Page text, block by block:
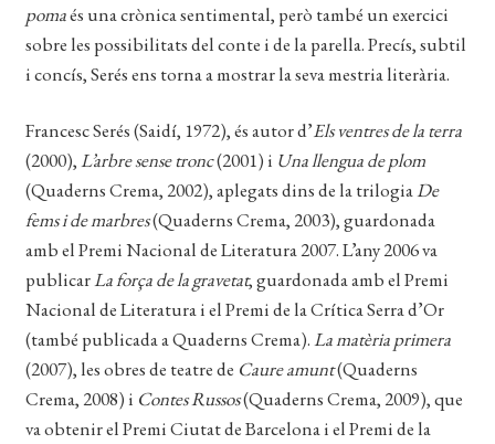
WISHLIST
pomaés una crònica sentimental, però també un exercici
sobre les possibilitats del conte i de la parella. Precís, subtil
i concís, Serés ens torna a mostrar la seva mestria literària.
Francesc Serés (Saidí, 1972), és autor d’Els ventres de la terra
(2000),L’arbre sense tronc(2001) i Una llengua de plom
(Quaderns Crema, 2002), aplegats dins de la trilogiaDe
fems i de marbres(Quaderns Crema, 2003), guardonada
amb el Premi Nacional de Literatura 2007. L’any 2006 va
publicarLa força de la gravetat, guardonada amb el Premi
Nacional de Literatura i el Premi de la Crítica Serra d’Or
(també publicada a Quaderns Crema).La matèria primera
(2007), les obres de teatre de Caure amunt(Quaderns
Crema, 2008) i Contes Russos(Quaderns Crema, 2009), que
va obtenir el Premi Ciutat de Barcelona i el Premi de la